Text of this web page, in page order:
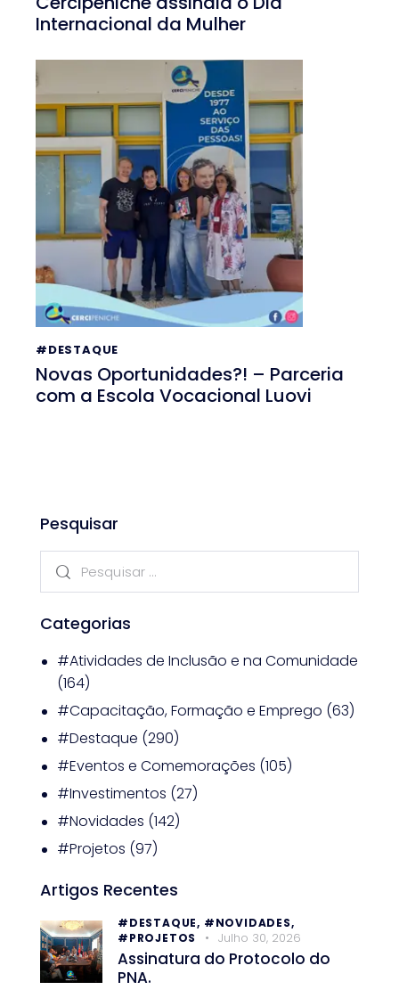
Internacional da Mulher
#DESTAQUE
Novas Oportunidades?! – Parceria
com a Escola Vocacional Luovi
Pesquisar
Categorias
#Atividades de Inclusão e na Comunidade
(164)
#Capacitação, Formação e Emprego (63)
#Destaque (290)
#Eventos e Comemorações (105)
#Investimentos (27)
#Novidades (142)
#Projetos (97)
Artigos Recentes
#DESTAQUE, #NOVIDADES,
#PROJETOS
Julho 30, 2026
Assinatura do Protocolo do
PNA.